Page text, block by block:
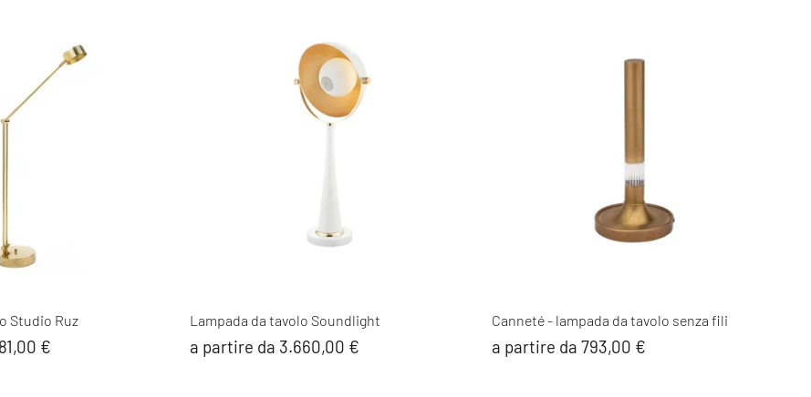
Studio Ruz
€
Lampada da tavolo Soundlight
a partire da 3.660,00 €
Canneté - lampada da tavolo senza fili
a partire da 793,00 €